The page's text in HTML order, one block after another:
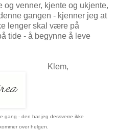
og venner, kjente og ukjente,
gangen - kjenner jeg at
lenger skal være på
tide - å begynne å leve
gang - den har jeg dessverre ikke
over helgen.